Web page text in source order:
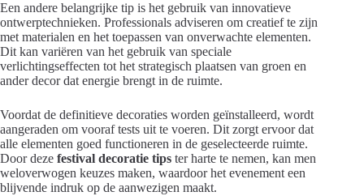
Een andere belangrijke tip is het gebruik van innovatieve
ontwerptechnieken. Professionals adviseren om creatief te zijn
met materialen en het toepassen van onverwachte elementen.
Dit kan variëren van het gebruik van speciale
verlichtingseffecten tot het strategisch plaatsen van groen en
ander decor dat energie brengt in de ruimte.
Voordat de definitieve decoraties worden geïnstalleerd, wordt
aangeraden om vooraf tests uit te voeren. Dit zorgt ervoor dat
alle elementen goed functioneren in de geselecteerde ruimte.
Door deze festival decoratie tips ter harte te nemen, kan men
weloverwogen keuzes maken, waardoor het evenement een
blijvende indruk op de aanwezigen maakt.